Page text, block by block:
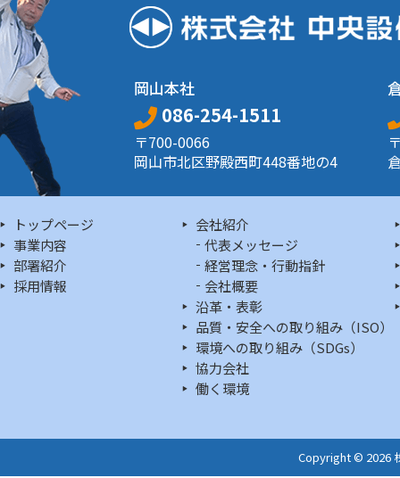
岡山本社
086-254-1511
〒700-0066
岡山市北区野殿西町448番地の4
トップページ
事業内容
部署紹介
採用情報
会社紹介
代表メッセージ
経営理念・行動指針
会社概要
沿革・表彰
品質・安全への取り組み（ISO）
環境への取り組み（SDGs）
協力会社
働く環境
Copyright © 2026